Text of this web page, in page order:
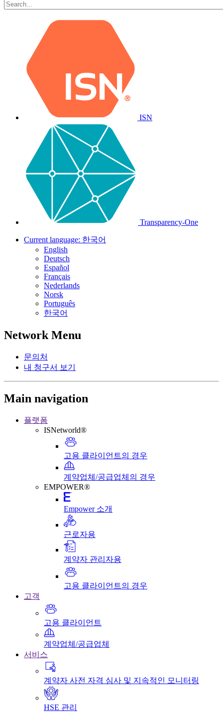
ISN
Transparency-One
Current language: 한국어
English
Deutsch
Español
Français
Nederlands
Norsk
Português
한국어
Network Menu
문의처
내 청구서 보기
Main navigation
플랫폼
ISNetworld®
고용 클라이언트의 경우
계약업체/공급업체의 경우
EMPOWER®
Empower 소개
근로자용
계약자 관리자용
고용 클라이언트의 경우
고객
고용 클라이언트
계약업체/공급업체
서비스
계약자 사전 자격 심사 및 지속적인 모니터링
HSE 관리